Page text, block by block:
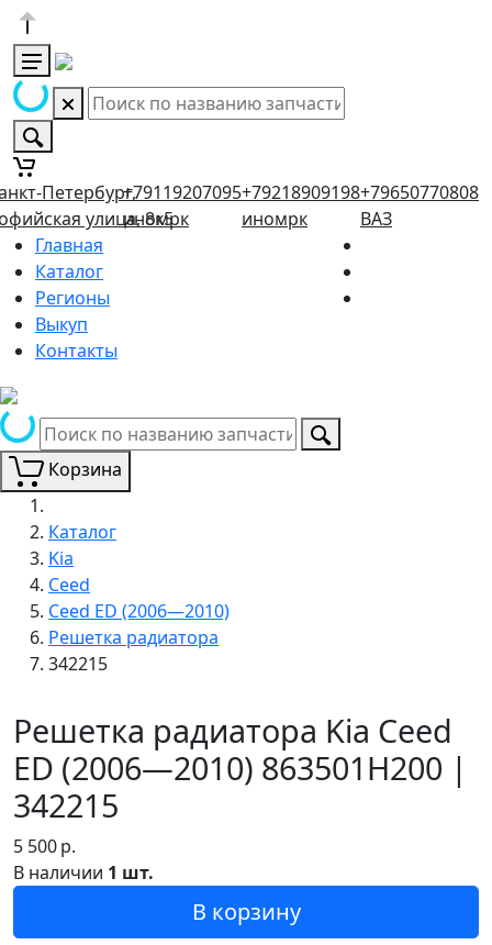
Петербург,
улица, 8к5
+79119207095
иномрк
+79218909198
иномрк
+79650770808
ВАЗ
Главная
Каталог
Регионы
Выкуп
Контакты
Корзина
Каталог
Kia
Ceed
Ceed ED (2006—2010)
Решетка радиатора
342215
Решетка радиатора Kia Ceed
ED (2006—2010) 863501H200 |
342215
5 500р.
В наличии 1 шт.
В корзину